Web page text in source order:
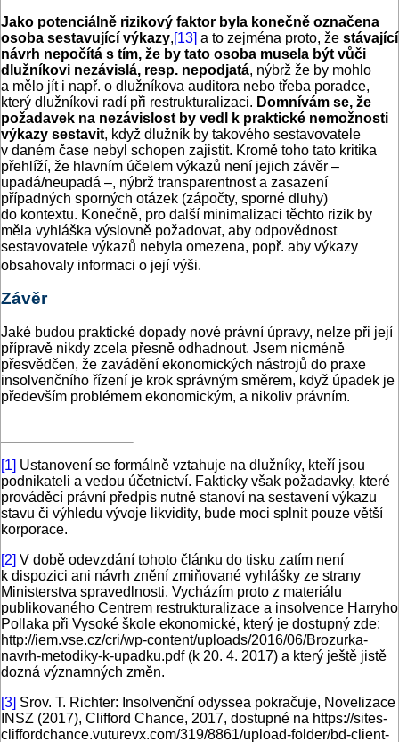
Jako potenciálně rizikový faktor byla konečně označena
osoba sestavující výkazy,[13] a to zejména proto, že stávající
návrh nepočítá s tím, že by tato osoba musela být vůči
dlužníkovi nezávislá, resp. nepodjatá, nýbrž že by mohlo
a mělo jít i např. o dlužníkova auditora nebo třeba poradce,
který dlužníkovi radí při restrukturalizaci. Domnívám se, že
požadavek na nezávislost by vedl k praktické nemožnosti
výkazy sestavit, když dlužník by takového sestavovatele
v daném čase nebyl schopen zajistit. Kromě toho tato kritika
přehlíží, že hlavním účelem výkazů není jejich závěr –
upadá/neupadá –, nýbrž transparentnost a zasazení
případných sporných otázek (zápočty, sporné dluhy)
do kontextu. Konečně, pro další minimalizaci těchto rizik by
měla vyhláška výslovně požadovat, aby odpovědnost
sestavovatele výkazů nebyla omezena, popř. aby výkazy
obsahovaly informaci o její výši.
Závěr
Jaké budou praktické dopady nové právní úpravy, nelze při její
přípravě nikdy zcela přesně odhadnout. Jsem nicméně
přesvědčen, že zavádění ekonomických nástrojů do praxe
insolvenčního řízení je krok správným směrem, když úpadek je
především problémem ekonomickým, a nikoliv právním.
[1] Ustanovení se formálně vztahuje na dlužníky, kteří jsou
podnikateli a vedou účetnictví. Fakticky však požadavky, které
prováděcí právní předpis nutně stanoví na sestavení výkazu
stavu či výhledu vývoje likvidity, bude moci splnit pouze větší
korporace.
[2] V době odevzdání tohoto článku do tisku zatím není
k dispozici ani návrh znění zmiňované vyhlášky ze strany
Ministerstva spravedlnosti. Vycházím proto z materiálu
publikovaného Centrem restrukturalizace a insolvence Harryho
Pollaka při Vysoké škole ekonomické, který je dostupný zde:
http://iem.vse.cz/cri/wp-content/uploads/2016/06/Brozurka-
navrh-metodiky-k-upadku.pdf (k 20. 4. 2017) a který ještě jistě
dozná významných změn.
[3] Srov. T. Richter: Insolvenční odyssea pokračuje, Novelizace
INSZ (2017), Clifford Chance, 2017, dostupné na https://sites-
cliffordchance.vuturevx.com/319/8861/upload-folder/bd-client-